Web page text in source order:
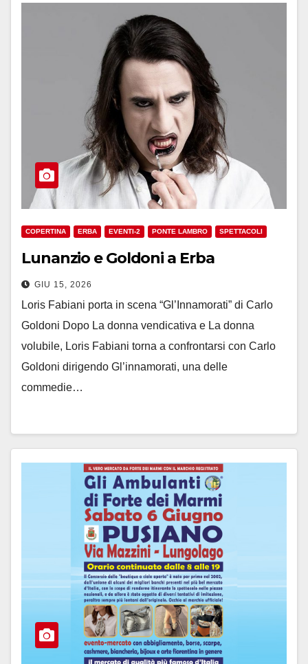
COPERTINA ERBA EVENTI-2 PONTE LAMBRO SPETTACOLI
Lunanzio e Goldoni a Erba
GIU 15, 2026
Loris Fabiani porta in scena “Gl’Innamorati” di Carlo
Goldoni Dopo La donna vendicativa e La donna
volubile, Loris Fabiani torna a confrontarsi con Carlo
Goldoni dirigendo Gl’innamorati, una delle
commedie…